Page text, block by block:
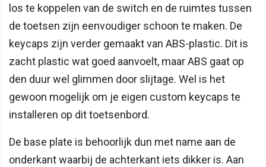
los te koppelen van de switch en de ruimtes tussen
de toetsen zijn eenvoudiger schoon te maken. De
keycaps zijn verder gemaakt van ABS-plastic. Dit is
zacht plastic wat goed aanvoelt, maar ABS gaat op
den duur wel glimmen door slijtage. Wel is het
gewoon mogelijk om je eigen custom keycaps te
installeren op dit toetsenbord.
De base plate is behoorlijk dun met name aan de
onderkant waarbij de achterkant iets dikker is. Aan